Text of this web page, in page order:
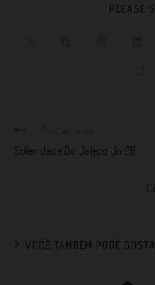
PLEASE
Post anterior
Solenidade Do Jaleco UniCB
VOCÊ TAMBÉM PODE